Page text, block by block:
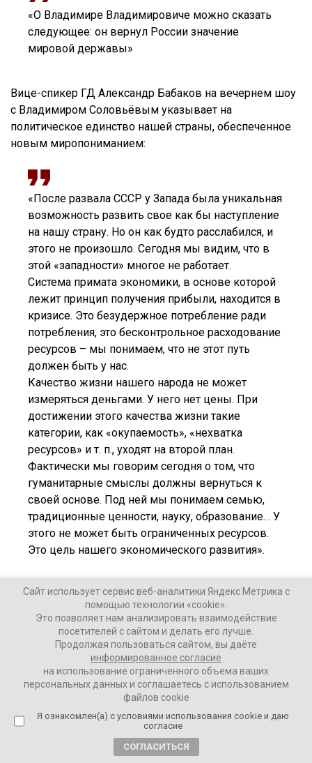
«О Владимире Владимировиче можно сказать
следующее: он вернул России значение
мировой державы»
Вице-спикер ГД Александр Бабаков на вечернем шоу
с Владимиром Соловьёвым указывает на
политическое единство нашей страны, обеспеченное
новым миропониманием:
«После развала СССР у Запада была уникальная
возможность развить свое как бы наступление
на нашу страну. Но он как будто расслабился, и
этого не произошло. Сегодня мы видим, что в
этой «западности» многое не работает.
Система примата экономики, в основе которой
лежит принцип получения прибыли, находится в
кризисе. Это безудержное потребление ради
потребления, это бесконтрольное расходование
ресурсов – мы понимаем, что не этот путь
должен быть у нас.
Качество жизни нашего народа не может
измеряться деньгами. У него нет цены. При
достижении этого качества жизни такие
категории, как «окупаемость», «нехватка
ресурсов» и т. п., уходят на второй план.
Фактически мы говорим сегодня о том, что
гуманитарные смыслы должны вернуться к
своей основе. Под ней мы понимаем семью,
традиционные ценности, науку, образование… У
этого не может быть ограниченных ресурсов.
Это цель нашего экономического развития».
Сайт использует сервис веб-аналитики Яндекс Метрика с
помощью технологии «cookie».
Это позволяет нам анализировать взаимодействие
посетителей с сайтом и делать его лучше.
Продолжая пользоваться сайтом, вы даёте
информированное согласие
на использование ограниченного объема ваших
персональных данных и соглашаетесь с использованием
файлов cookie
Я ознакомлен(а) с условиями использования cookie и даю
согласие
СОГЛАСИТЬСЯ